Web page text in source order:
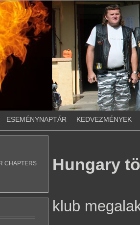
ESEMÉNYNAPTÁR KEDVEZMÉNYEK
CHAPTERS
Hungary
klub